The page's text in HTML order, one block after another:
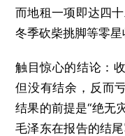
而地租一项即达四
冬季砍柴挑脚等零星
触目惊心的结论：
但没有结余，反而
结果的前提是“绝无
毛泽东在报告的结